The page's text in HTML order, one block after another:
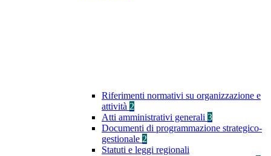
Riferimenti normativi su organizzazione e
attività 2
Atti amministrativi generali 3
Documenti di programmazione strategico-
gestionale 2
Statuti e leggi regionali